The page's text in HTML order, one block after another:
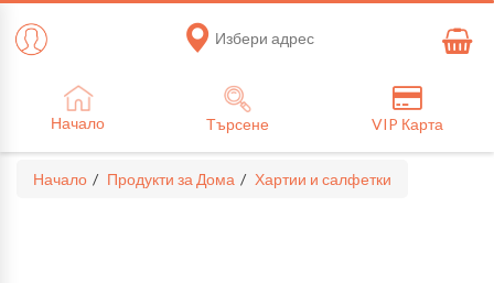
Избери адрес
Начало Търсене VIP Карта
Начало Продукти за Дома Хартии и салфетки